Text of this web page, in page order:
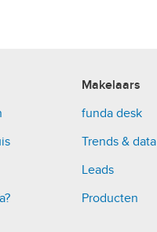
Makelaars
funda desk
Trends & data
Leads
Producten